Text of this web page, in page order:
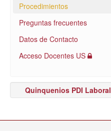
Seprus
Acción Social
Procedimientos
Preguntas frecuentes
Datos de Contacto
Acceso Docentes US
Quinquenios PDI Laboral